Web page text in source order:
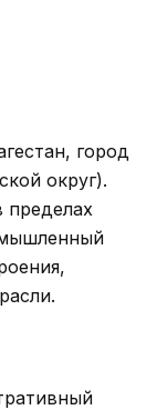
город
округ).
пределах